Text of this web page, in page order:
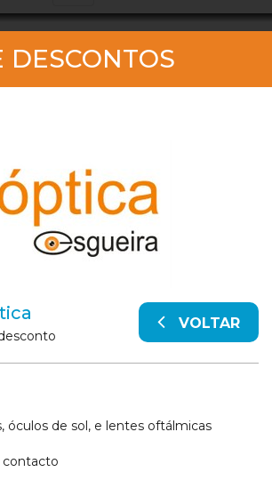
DESCONTOS
VOLTAR
óculos de sol, e lentes oftálmicas
contacto